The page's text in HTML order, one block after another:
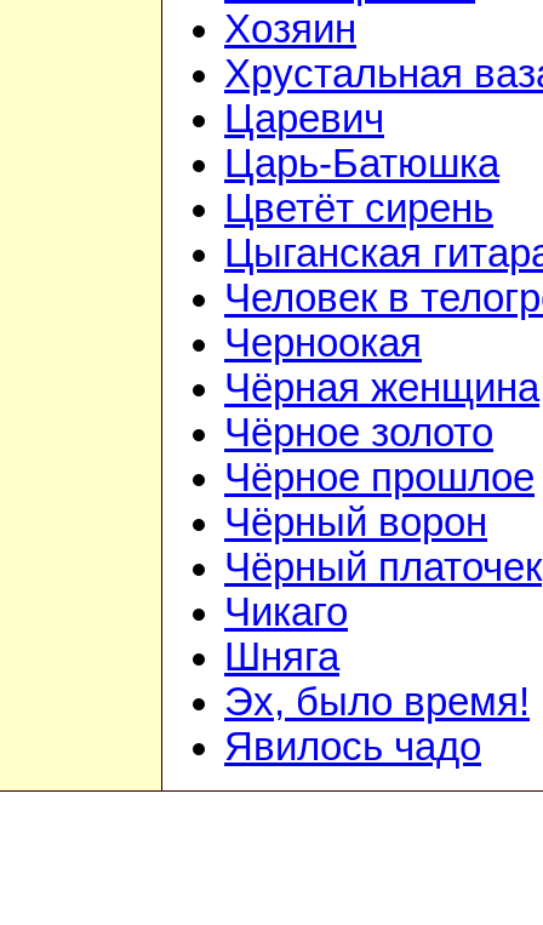
Хозяин
Хрустальная
Царевич
Царь-Батюшка
Цветёт сирень
Цыганская
Человек в
Черноокая
Чёрная женщина
Чёрное золото
Чёрное прошлое
Чёрный ворон
Чёрный платочек
Чикаго
Шняга
Эх, было время!
Явилось чадо